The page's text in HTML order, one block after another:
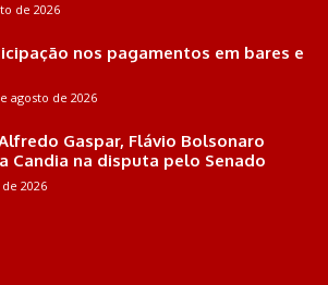
de 2026
nos pagamentos em bares e
agosto de 2026
Gaspar, Flávio Bolsonaro
Candia na disputa pelo Senado
2026